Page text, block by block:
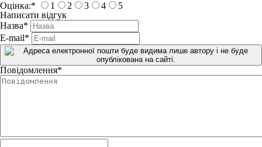
Оцінка:* 1 2 3 4
5
Написати відгук
Назва*
E-mail*
Повідомлення*